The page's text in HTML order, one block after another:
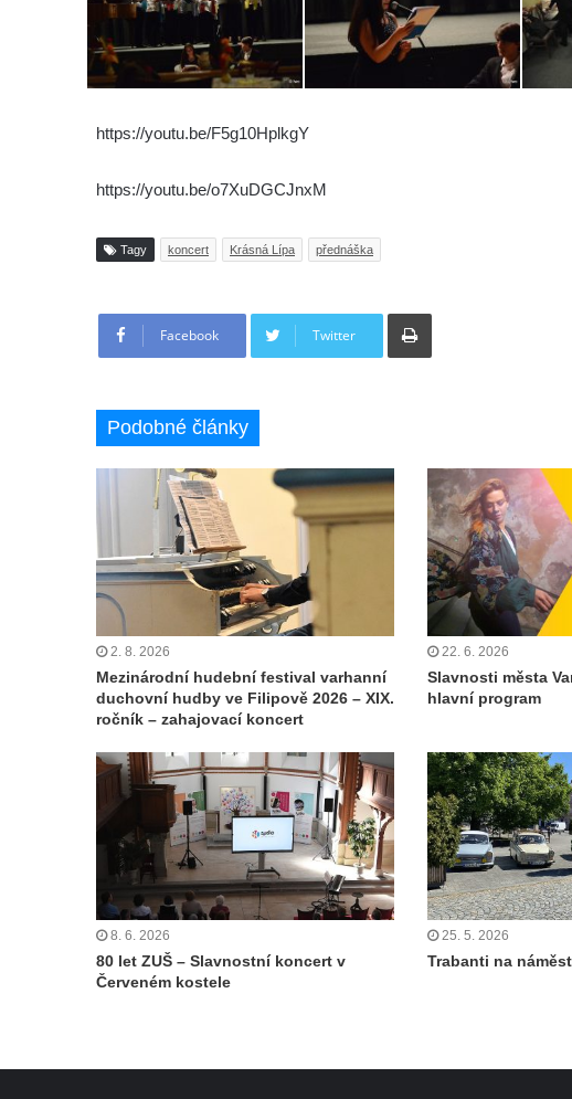
https://youtu.be/F5g10HplkgY
https://youtu.be/o7XuDGCJnxM
Tagy koncert Krásná Lípa přednáška
Facebook Twitter
Tisknout
Podobné články
2. 8. 2026
Mezinárodní hudební festival varhanní
duchovní hudby ve Filipově 2026 – XIX.
ročník – zahajovací koncert
22. 6. 2026
Slavnosti města
hlavní program
8. 6. 2026
80 let ZUŠ – Slavnostní koncert v
Červeném kostele
25. 5. 2026
Trabanti na